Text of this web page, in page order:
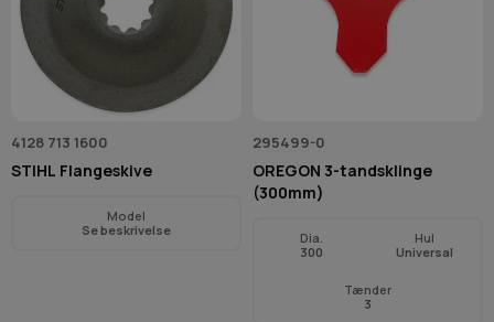
4128 713 1600
STIHL Flangeskive
Model
Se beskrivelse
295499-0
OREGON 3-tandsklinge
(300mm)
Dia.
300
Hul
Universal
Tænder
3